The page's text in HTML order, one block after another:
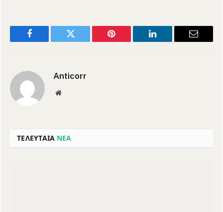
Facebook Twitter Pinterest LinkedIn Email
Anticorr
Website
ΤΕΛΕΥΤΑΙΑ ΝΕΑ